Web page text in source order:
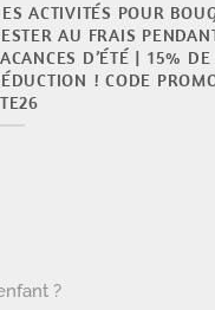
ACTIVITÉS POUR
AU FRAIS
D’ÉTÉ | 15% DE
! CODE
?